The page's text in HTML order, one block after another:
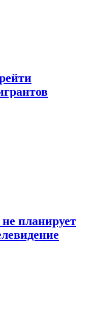
планирует